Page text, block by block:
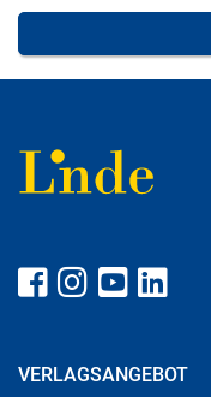
VERLAGSANGEBOT